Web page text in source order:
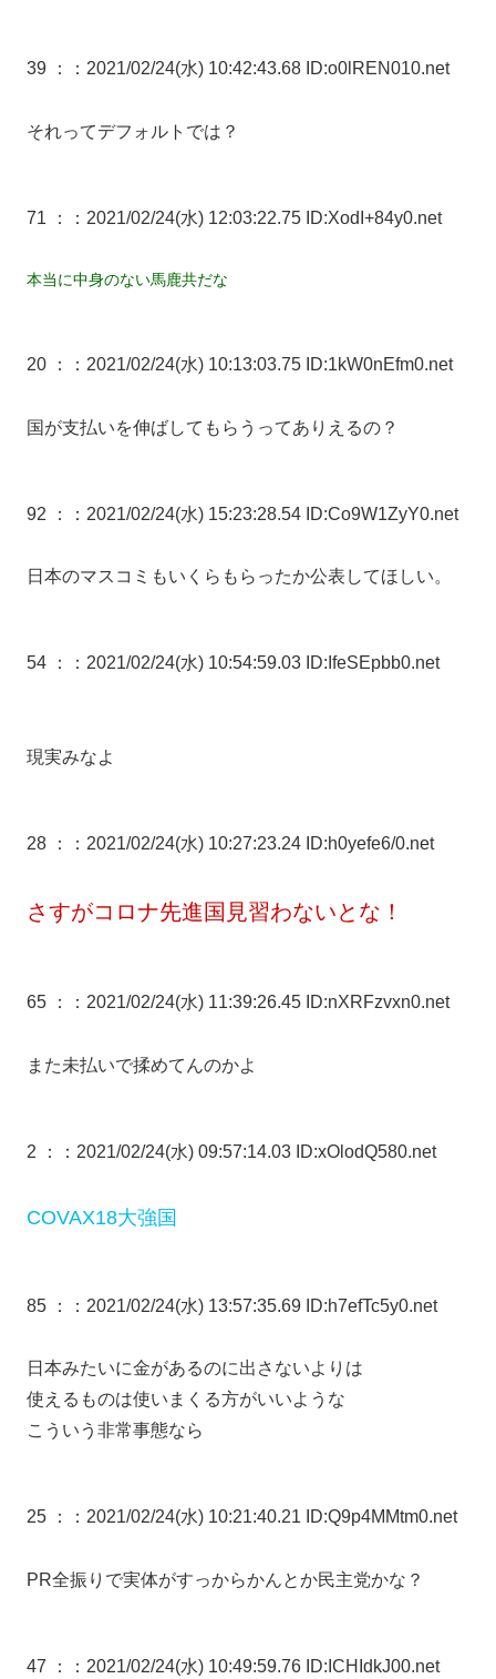
39 ： ：2021/02/24(水) 10:42:43.68 ID:o0lREN010.net
それってデフォルトでは？
71 ： ：2021/02/24(水) 12:03:22.75 ID:XodI+84y0.net
本当に中身のない馬鹿共だな
20 ： ：2021/02/24(水) 10:13:03.75 ID:1kW0nEfm0.net
国が支払いを伸ばしてもらうってありえるの？
92 ： ：2021/02/24(水) 15:23:28.54 ID:Co9W1ZyY0.net
日本のマスコミもいくらもらったか公表してほしい。
54 ： ：2021/02/24(水) 10:54:59.03 ID:IfeSEpbb0.net
現実みなよ
28 ： ：2021/02/24(水) 10:27:23.24 ID:h0yefe6/0.net
さすがコロナ先進国見習わないとな！
65 ： ：2021/02/24(水) 11:39:26.45 ID:nXRFzvxn0.net
また未払いで揉めてんのかよ
2 ： ：2021/02/24(水) 09:57:14.03 ID:xOlodQ580.net
COVAX18大強国
85 ： ：2021/02/24(水) 13:57:35.69 ID:h7efTc5y0.net
日本みたいに金があるのに出さないよりは
使えるものは使いまくる方がいいような
こういう非常事態なら
25 ： ：2021/02/24(水) 10:21:40.21 ID:Q9p4MMtm0.net
PR全振りで実体がすっからかんとか民主党かな？
47 ： ：2021/02/24(水) 10:49:59.76 ID:ICHIdkJ00.net